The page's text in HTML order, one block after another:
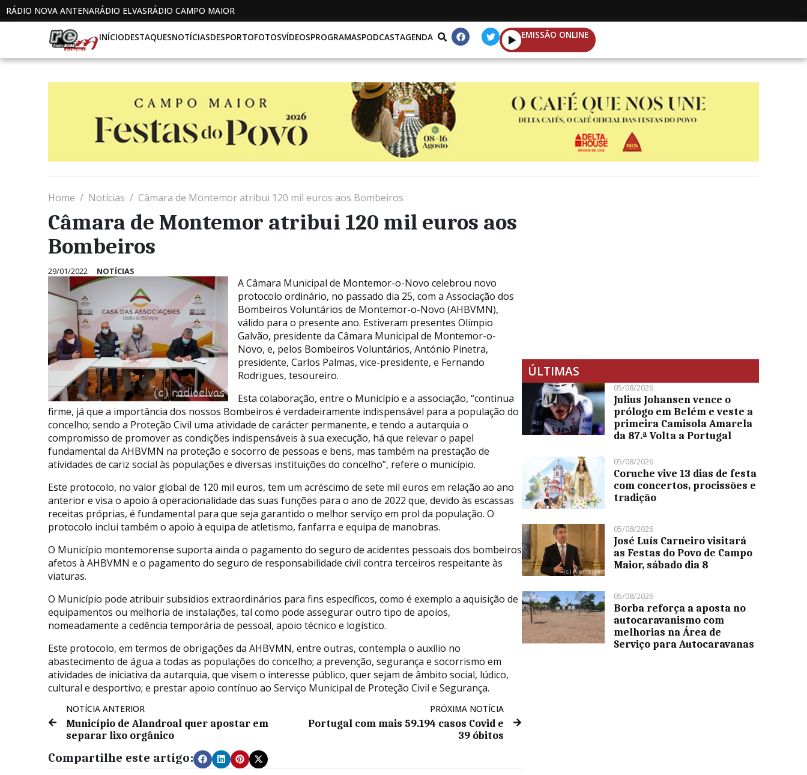
RÁDIO NOVA ANTENARÁDIO ELVASRÁDIO CAMPO MAIOR
INÍCIODESTAQUESNOTÍCIASDESPORTOFOTOSVÍDEOSPROGRAMASPODCASTAGENDA EMISSÃO ONLINE
Home Notícias Câmara de Montemor atribui 120 mil euros aos Bombeiros
Câmara de Montemor atribui 120 mil euros aos
Bombeiros
29/01/2022 NOTÍCIAS
A Câmara Municipal de Montemor-o-Novo celebrou novo
protocolo ordinário, no passado dia 25, com a Associação dos
Bombeiros Voluntários de Montemor-o-Novo (AHBVMN),
válido para o presente ano. Estiveram presentes Olímpio
Galvão, presidente da Câmara Municipal de Montemor-o-
Novo, e, pelos Bombeiros Voluntários, António Pinetra,
presidente, Carlos Palmas, vice-presidente, e Fernando
Rodrigues, tesoureiro.
Esta colaboração, entre o Município e a associação, “continua
firme, já que a importância dos nossos Bombeiros é verdadeiramente indispensável para a população do
concelho; sendo a Proteção Civil uma atividade de carácter permanente, e tendo a autarquia o
compromisso de promover as condições indispensáveis à sua execução, há que relevar o papel
fundamental da AHBVMN na proteção e socorro de pessoas e bens, mas também na prestação de
atividades de cariz social às populações e diversas instituições do concelho”, refere o município.
Este protocolo, no valor global de 120 mil euros, tem um acréscimo de sete mil euros em relação ao ano
anterior e visa o apoio à operacionalidade das suas funções para o ano de 2022 que, devido às escassas
receitas próprias, é fundamental para que seja garantido o melhor serviço em prol da população. O
protocolo inclui também o apoio à equipa de atletismo, fanfarra e equipa de manobras.
O Município montemorense suporta ainda o pagamento do seguro de acidentes pessoais dos bombeiros
afetos à AHBVMN e o pagamento do seguro de responsabilidade civil contra terceiros respeitante às
viaturas.
O Município pode atribuir subsídios extraordinários para fins específicos, como é exemplo a aquisição de
equipamentos ou melhoria de instalações, tal como pode assegurar outro tipo de apoios,
nomeadamente a cedência temporária de pessoal, apoio técnico e logístico.
Este protocolo, em termos de obrigações da AHBVMN, entre outras, contempla o auxílio no
abastecimento de água a todas as populações do concelho; a prevenção, segurança e socorrismo em
atividades de iniciativa da autarquia, que visem o interesse público, quer sejam de âmbito social, lúdico,
cultural e desportivo; e prestar apoio contínuo ao Serviço Municipal de Proteção Civil e Segurança.
NOTÍCIA ANTERIOR
Município de Alandroal quer apostar em
separar lixo orgânico
PRÓXIMA NOTÍCIA
Portugal com mais 59.194 casos Covid e
39 óbitos
Compartilhe este artigo:
ÚLTIMAS
05/08/2026
Julius Johansen vence o
prólogo em Belém e veste a
primeira Camisola Amarela
da 87.ª Volta a Portugal
05/08/2026
Coruche vive 13 dias de festa
com concertos, procissões e
tradição
05/08/2026
José Luís Carneiro visitará
as Festas do Povo de Campo
Maior, sábado dia 8
05/08/2026
Borba reforça a aposta no
autocaravanismo com
melhorias na Área de
Serviço para Autocaravanas